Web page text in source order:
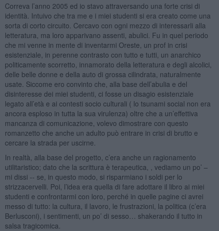
Correva l’anno 2005 ed io stavo attraversando una forte crisi di
identità. Intuivo che tra me e i miei studenti si era creato come una
sorta di corto circuito. Cercavo con ogni mezzo di interessarli alla
letteratura, ma loro apparivano assenti, abulici. Fu in quel periodo
che mi venne in mente di inventarmi Oreste, un prof in crisi
esistenziale, in perenne contrasto con tutto e tutti, un anarchico
politicamente scorretto, innamorato della letteratura e degli alcolici,
delle belle donne e della auto di grossa cilindrata, naturalmente
usate. Siccome ero convinto che, alla base dell’abulia e del
disinteresse dei miei studenti, ci fosse un disagio esistenziale
legato all’età e ai contesti socio culturali ( lo tsunami social non era
ancora esploso in tutta la sua virulenza) oltre che a un’effettiva
mancanza di comunicazione, volevo dimostrare con questo
romanzetto che anche un adulto può entrare in crisi di brutto e
cercare la strada per uscirne.
In realtà, alla base del progetto, c’era anche un ragionamento
utilitaristico; dato che la scrittura è terapeutica, , vediamo un po’ –
mi dissi -- se, in questo modo, si risparmiano i soldi per lo
strizzacervelli. Poi, l’idea era quella di fare adottare il libro ai miei
studenti e confrontarmi con loro, perché in quelle pagine ci avrei
messo di tutto: la cultura, il lavoro, le frustrazioni, la politica (c’era
Berlusconi), i sentimenti, un po’ di sesso… shakerando il tutto in
salsa tragicomica.